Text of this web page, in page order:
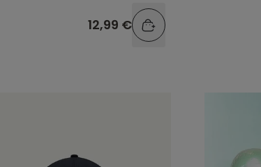
12,99 €